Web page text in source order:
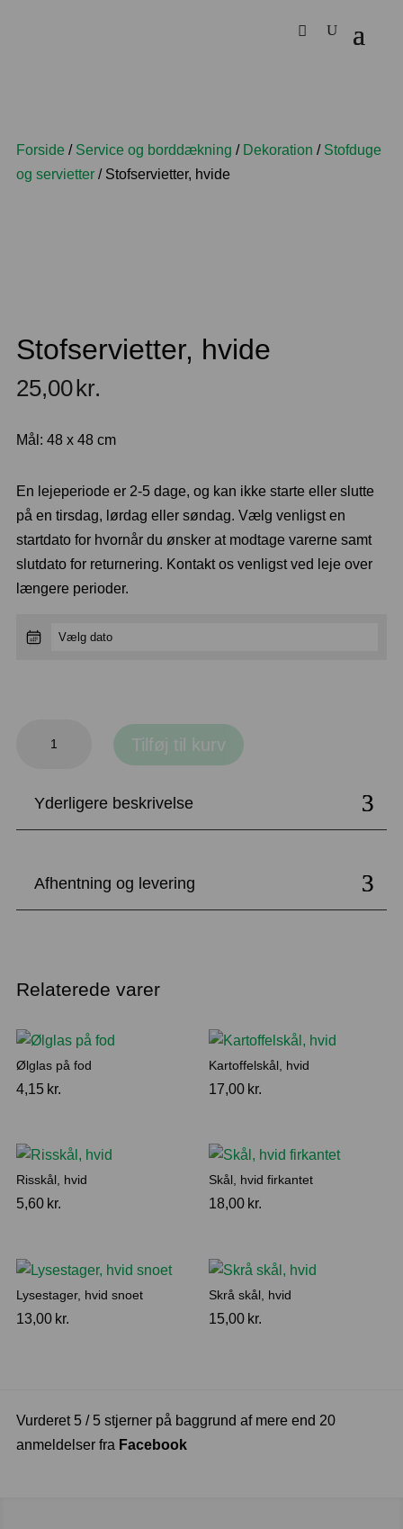
Forside / Service og borddækning / Dekoration / Stofduge
og servietter / Stofservietter, hvide
Stofservietter, hvide
25,00kr.
Mål: 48 x 48 cm
En lejeperiode er 2-5 dage, og kan ikke starte eller slutte
på en tirsdag, lørdag eller søndag. Vælg venligst en
startdato for hvornår du ønsker at modtage varerne samt
slutdato for returnering. Kontakt os venligst ved leje over
længere perioder.
Tilføj til kurv
Yderligere beskrivelse
Afhentning og levering
Relaterede varer
Ølglas på fod
4,15 kr.
Kartoffelskål, hvid
17,00 kr.
Risskål, hvid
5,60 kr.
Skål, hvid firkantet
18,00 kr.
Lysestager, hvid snoet
13,00 kr.
Skrå skål, hvid
15,00 kr.
Vurderet 5 / 5 stjerner på baggrund af mere end 20
anmeldelser fra Facebook